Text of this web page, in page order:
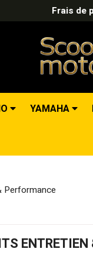
Frais de
YAMAHA
Performance
ENTRETIEN